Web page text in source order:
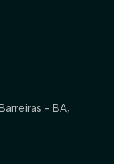
- BA,